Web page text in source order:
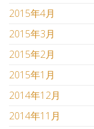
2015年4月
2015年3月
2015年2月
2015年1月
2014年12月
2014年11月